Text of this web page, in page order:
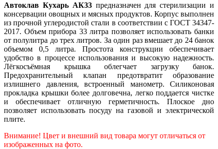
Автоклав Кухарь АК33предназначен для стерилизации и
консервации овощных и мясных продуктов. Корпус выполнен
из прочной углеродистой стали в соответствии с ГОСТ 34347-
2017. Объем прибора 33 литра позволяет использовать банки
от полулитра до трех литров. За один раз вмешает до 24 банок
объемом 0,5 литра. Простота конструкции обеспечивает
удобство в процессе использования и высокую надежность.
Лёгкосъёмная крышка облегчает загрузку банок.
Предохранительный клапан предотвратит образование
излишнего давления, встроенный манометр. Силиконовая
прокладка крышки более долговечна, легко поддается чистке
и обеспечивает отличную герметичность. Плоское дно
позволяет использовать посуду на газовой и электрической
плите.
Внимание! Цвет и внешний вид товара могут отличаться от
изображенных на фото.